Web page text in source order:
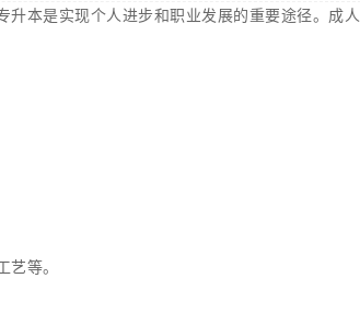
本是实现个人进步和职业发展的重要途径。成人
等。